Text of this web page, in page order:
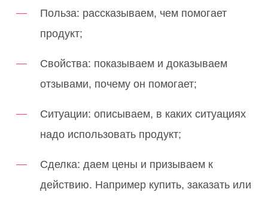
Польза: рассказываем, чем помо­гает
продукт;
Свой­ства: показываем и доказываем
отзывами, почему он помогает;
Ситу­а­ции: описываем, в каких ситуациях
надо исполь­зо­вать продукт;
Сделка: даем цены и призываем к
действию. Например купить, заказать или